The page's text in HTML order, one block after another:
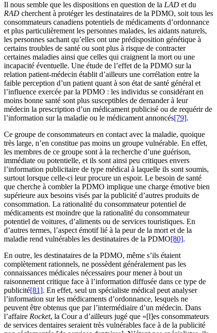
Il nous semble que les dispositions en question de la LAD et du
RAD cherchent à protéger les destinataires de la PDMO, soit tous les
consommateurs canadiens potentiels de médicaments d’ordonnance
et plus particulièrement les personnes malades, les aidants naturels,
les personnes sachant qu’elles ont une prédisposition génétique à
certains troubles de santé ou sont plus à risque de contracter
certaines maladies ainsi que celles qui craignent la mort ou une
incapacité éventuelle. Une étude de l’effet de la PDMO sur la
relation patient-médecin établit d’ailleurs une corrélation entre la
faible perception d’un patient quant à son état de santé général et
l’influence exercée par la PDMO : les individus se considérant en
moins bonne santé sont plus susceptibles de demander à leur
médecin la prescription d’un médicament publicisé ou de requérir de
l’information sur la maladie ou le médicament annoncés[79].
Ce groupe de consommateurs en contact avec la maladie, quoique
très large, n’en constitue pas moins un groupe vulnérable. En effet,
les membres de ce groupe sont à la recherche d’une guérison,
immédiate ou potentielle, et ils sont ainsi peu critiques envers
l’information publicitaire de type médical à laquelle ils sont soumis,
surtout lorsque celle-ci leur procure un espoir. Le besoin de santé
que cherche à combler la PDMO implique une charge émotive bien
supérieure aux besoins visés par la publicité d’autres produits de
consommation. La rationalité du consommateur potentiel de
médicaments est moindre que la rationalité du consommateur
potentiel de voitures, d’aliments ou de services touristiques. En
d’autres termes, l’aspect émotif lié à la peur de la mort et de la
maladie rend vulnérables les destinataires de la PDMO[80].
En outre, les destinataires de la PDMO, même s’ils étaient
complètement rationnels, ne possèdent généralement pas les
connaissances médicales nécessaires pour mener à bout un
raisonnement critique face à l’information diffusée dans ce type de
publicité[81]. En effet, seul un spécialiste médical peut analyser
l’information sur les médicaments d’ordonnance, lesquels ne
peuvent être obtenus que par l’intermédiaire d’un médecin. Dans
l’affaire Rocket, la Cour a d’ailleurs jugé que «[l]es consommateurs
de services dentaires seraient très vulnérables face à de la publicité